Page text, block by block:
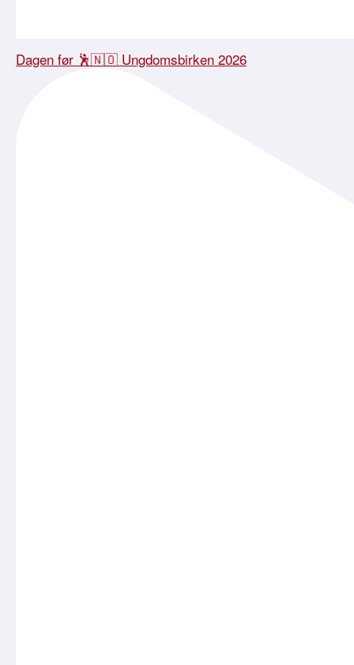
Dagen før 🕺🇳🇴 Ungdomsbirken 2026